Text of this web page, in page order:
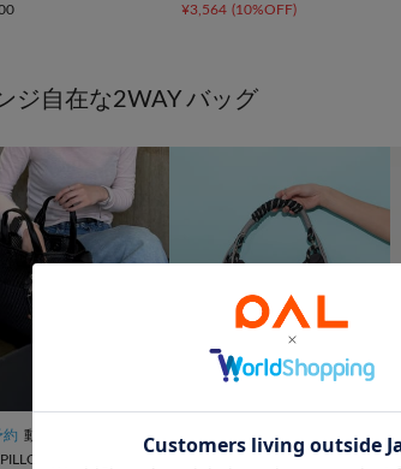
>
ホルダー付き
¥3,564 (10%OFF)
ジ自在な2WAY バッグ
約 動画  TIME SALE WEB限定 